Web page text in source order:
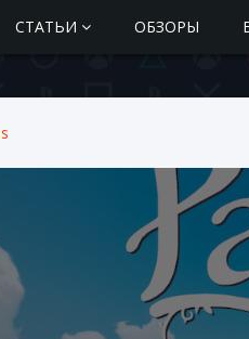
СТАТЬИ ОБЗОРЫ